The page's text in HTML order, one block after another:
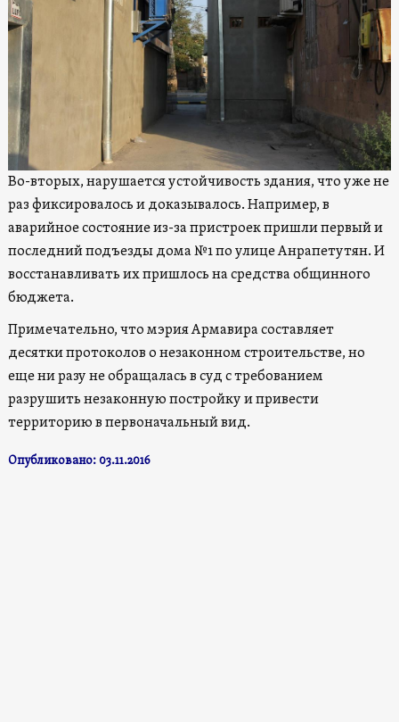
Во-вторых, нарушается устойчивость здания, что уже не
раз фиксировалось и доказывалось. Например, в
аварийное состояние из-за пристроек пришли первый и
последний подъезды дома №1 по улице Анрапетутян. И
восстанавливать их пришлось на средства общинного
бюджета.
Примечательно, что мэрия Армавира составляет
десятки протоколов о незаконном строительстве, но
еще ни разу не обращалась в суд с требованием
разрушить незаконную постройку и привести
территорию в первоначальный вид.
Опубликовано: 03.11.2016